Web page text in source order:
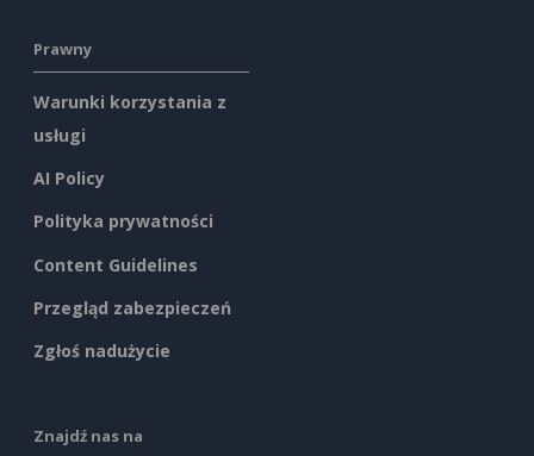
Prawny
Warunki korzystania z
usługi
AI Policy
Polityka prywatności
Content Guidelines
Przegląd zabezpieczeń
Zgłoś nadużycie
Znajdź nas na